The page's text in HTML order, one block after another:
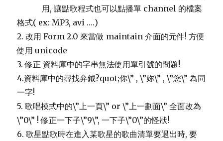
用, 讓點歌程式也可以點播單 channel 的檔案
格式( ex: MP3, avi ….)
2. 改用 Form 2.0 來當做 maintain 介面的元件! 方便
使用 unicode
3. 修正 資料庫中的字串無法使用單引號的問題!
4.資料庫中的尋找弁鉞?quot;你\” , \”妳\” , \”您\” 為同
一字!
5. 歌唱模式中的\”上一頁\” or \”上一劃面\” 全面改為
\”0\” ! 修正一下子\”9\”, 一下子\”0\”的怪狀!
6. 歌星點歌時在進入某歌星的歌曲清單要退出時, 要